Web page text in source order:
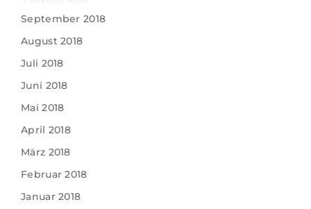
September 2018
August 2018
Juli 2018
Juni 2018
Mai 2018
April 2018
März 2018
Februar 2018
Januar 2018